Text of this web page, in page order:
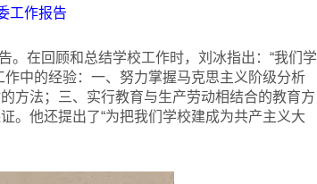
工作报告
。在回顾和总结学校工作时，刘冰指出：“我们学
中的经验：一、努力掌握马克思主义阶级分析
方法；三、实行教育与生产劳动相结合的教育方
。他还提出了“为把我们学校建成为共产主义大